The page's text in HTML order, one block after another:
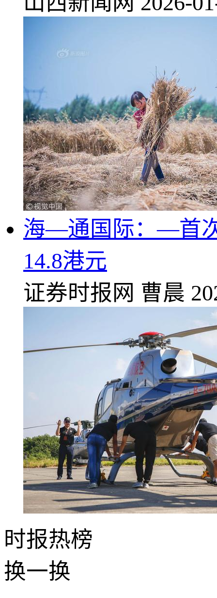
海—通国际：—首
14.8港元
证券时报网 曹晨
时报热榜
换一换